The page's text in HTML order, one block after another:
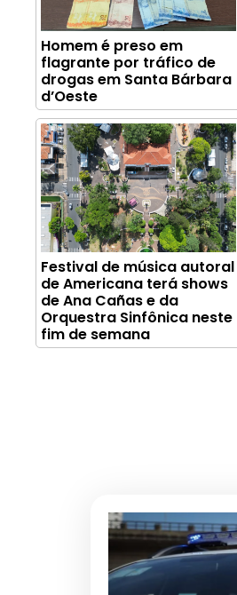
Homem é preso em
flagrante por tráfico de
drogas em Santa Bárbara
d’Oeste
Festival de música autoral
de Americana terá shows
de Ana Cañas e da
Orquestra Sinfônica neste
fim de semana